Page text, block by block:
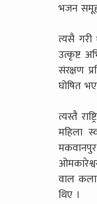
भजन
त्यसै
उत्कृष्ट
संरक्षण
घोषित
त्यस्तै
महिला
वाल
थिए ।